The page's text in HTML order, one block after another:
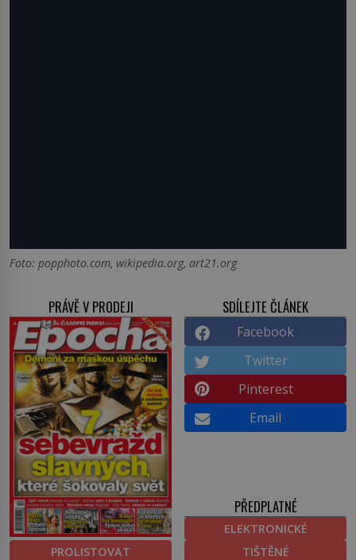
Foto: popphoto.com, wikipedia.org, art21.org
PRÁVĚ V PRODEJI
PROLISTOVAT
SDÍLEJTE ČLÁNEK
Facebook
Twitter
Pinterest
Email
PŘEDPLATNÉ
ELEKTRONICKÉ
TIŠTĚNÉ